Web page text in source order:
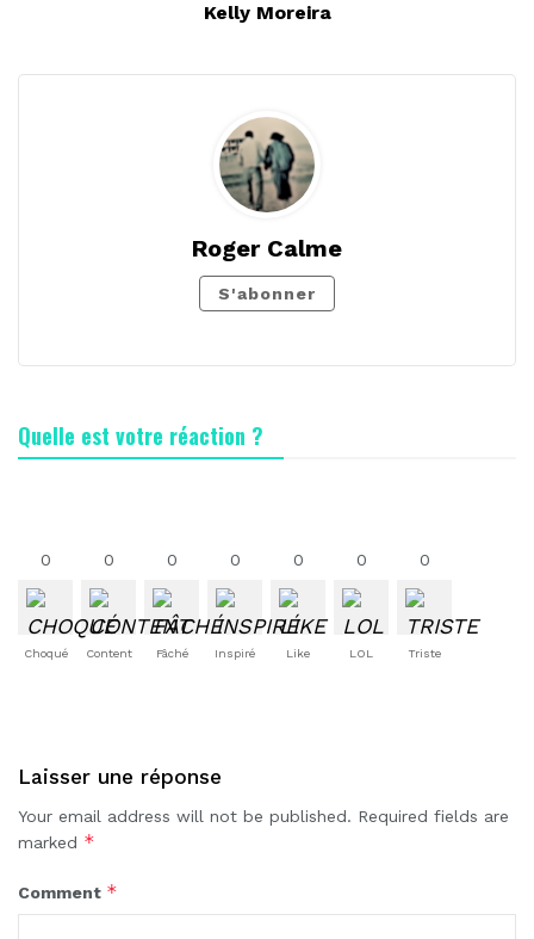
Kelly Moreira
Roger Calme
S'abonner
Quelle est votre réaction ?
0
Choqué
0
Content
0
Fâché
0
Inspiré
0
Like
0
LOL
0
Triste
Laisser une réponse
Your email address will not be published. Required fields are
marked *
Comment *